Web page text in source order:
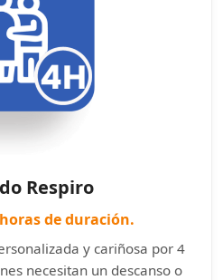
Respiro
de duración.
y cariñosa por 4
necesitan un descanso o